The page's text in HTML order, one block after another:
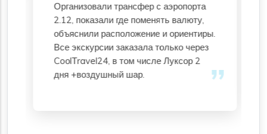
Организовали трансфер с аэропорта
2.12, показали где поменять валюту,
объяснили расположение и ориентиры.
Все экскурсии заказала только через
CoоlТravel24, в том числе Луксор 2
дня +воздушный шар.